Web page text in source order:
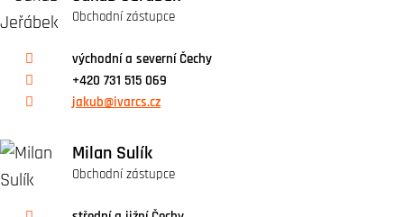
Obchodní zástupce
východní a severní Čechy
+420 731 515 069
jakub@ivarcs.cz
Milan Sulík
Obchodní zástupce